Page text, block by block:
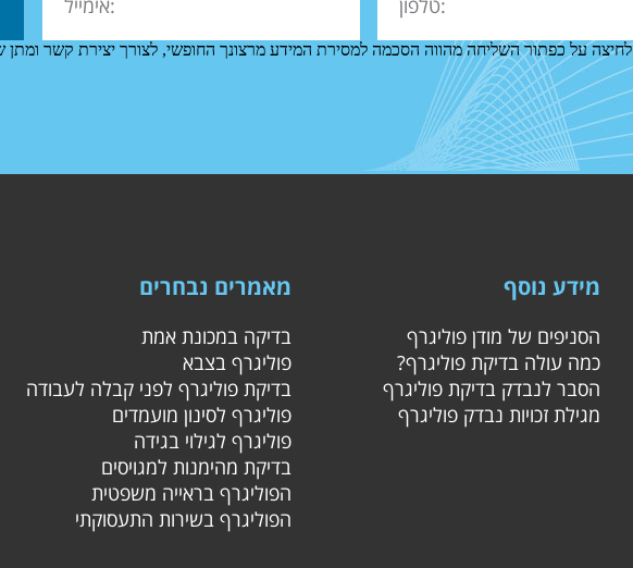
לחיצה על כפתור השליחה מהווה הסכמה למסירת המידע מרצונך החופשי, לצורך יצירת קשר
מידע נוסף
הסניפים של מודן פוליגרף
כמה עולה בדיקת פוליגרף?
הסבר לנבדק בדיקת פוליגרף
מגילת זכויות נבדק פוליגרף
מאמרים נבחרים
בדיקה במכונת אמת
פוליגרף בצבא
בדיקת פוליגרף לפני קבלה לעבודה
פוליגרף לסינון מועמדים
פוליגרף לגילוי בגידה
בדיקת מהימנות למגויסים
הפוליגרף בראייה משפטית
הפוליגרף בשירות התעסוקתי